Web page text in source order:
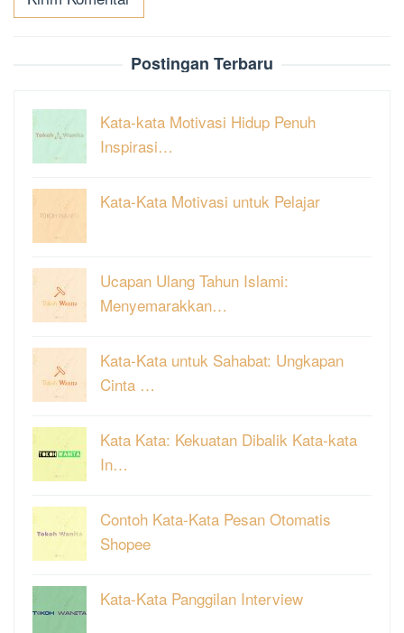
Postingan Terbaru
Kata-kata Motivasi Hidup Penuh
Inspirasi…
Kata-Kata Motivasi untuk Pelajar
Ucapan Ulang Tahun Islami:
Menyemarakkan…
Kata-Kata untuk Sahabat: Ungkapan
Cinta …
Kata Kata: Kekuatan Dibalik Kata-kata
In…
Contoh Kata-Kata Pesan Otomatis
Shopee
Kata-Kata Panggilan Interview